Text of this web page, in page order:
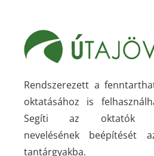
Rendszerezett a
oktatásához is
Segíti az oktatók
nevelésének beépítését
tantárgyakba.